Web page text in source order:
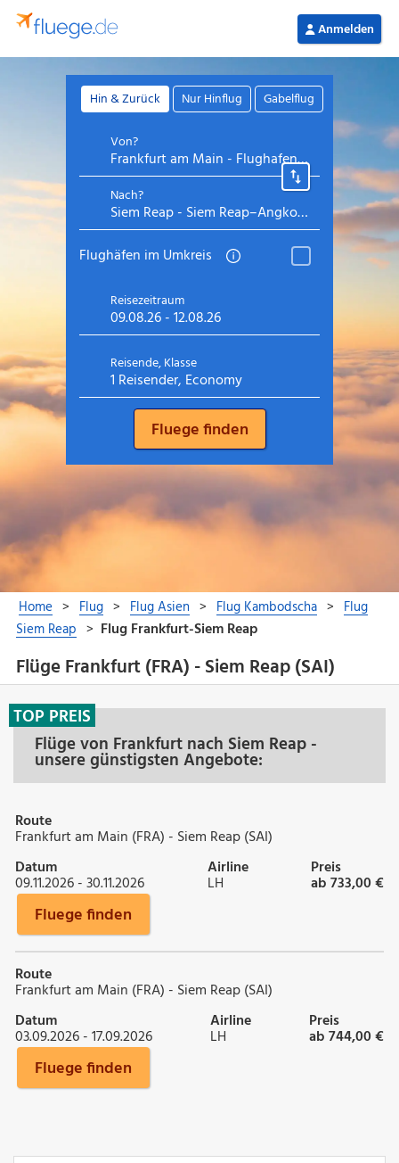
Flüge Frankfurt (FRA) - Siem Reap (SAI)
Flüge von Frankfurt nach Siem Reap -
unsere günstigsten Angebote:
TOP PREIS
Route
Frankfurt am Main (FRA) - Siem Reap (SAI)
Datum
09.11.2026 - 30.11.2026
Airline
LH
Preis
ab 733,00 €
Fluege finden
Route
Frankfurt am Main (FRA) - Siem Reap (SAI)
Datum
03.09.2026 - 17.09.2026
Airline
LH
Preis
ab 744,00 €
Fluege finden